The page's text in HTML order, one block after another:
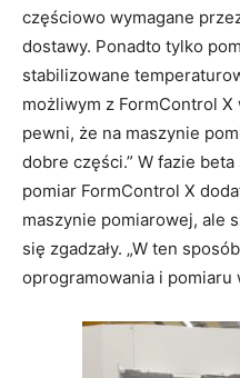
częściowo wymagane
dostawy. Ponadto tylko
stabilizowane
możliwym z FormControl
pewni, że na maszynie
dobre części.” W fazie
pomiar FormControl X
maszynie pomiarowej, ale
się zgadzały. „W ten
oprogramowania i pomiaru